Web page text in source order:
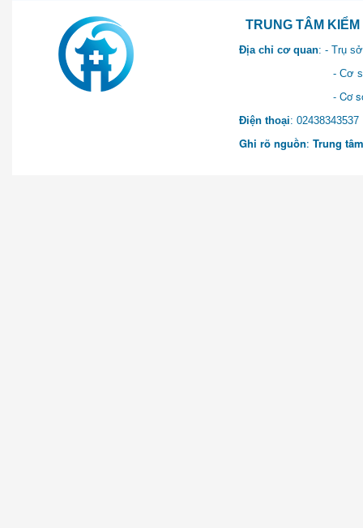
TRUNG TÂM KIỂM SOÁT
Địa chỉ cơ quan: - Trụ
- Cơ sở 2: Khu Hành
- Cơ sở 3: Số 1 Ngõ 2
Điện thoại:
Ghi rõ nguồn: Trung